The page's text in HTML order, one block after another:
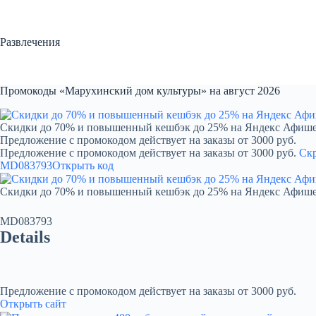
Развлечения
Промокоды «Марухинский дом культуры» на август 2026
Скидки до 70% и повышенный кешбэк до 25% на Яндекс
Предложение с промокодом действует на заказы от 3000 руб.
Предложение с промокодом действует на заказы от 3000 руб.
MD083793Открыть код
Скидки до 70% и повышенный кешбэк до 25% на Яндекс
MD083793
Details
Предложение с промокодом действует на заказы от 3000 руб.
Открыть сайт